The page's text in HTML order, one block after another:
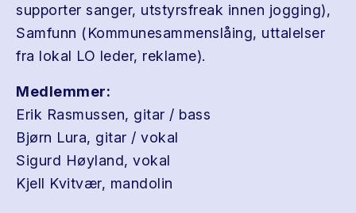
supporter sanger, utstyrsfreak innen jogging),
Samfunn (Kommunesammenslåing, uttalelser
fra lokal LO leder, reklame).
Medlemmer:
Erik Rasmussen, gitar / bass
Bjørn Lura, gitar / vokal
Sigurd Høyland, vokal
Kjell Kvitvær, mandolin